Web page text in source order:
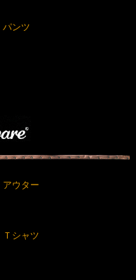
パンツ
アウター
Ｔシャツ